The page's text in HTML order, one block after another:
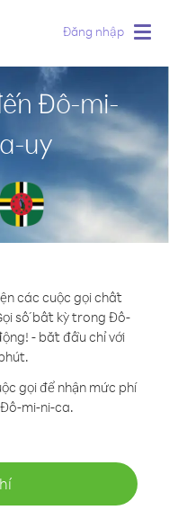
Đăng nhập
Đô-mi-
uy
các cuộc gọi chất
số bất kỳ trong Đô-
- bắt đầu chỉ với
gọi để nhận mức phí
mi-ni-ca.